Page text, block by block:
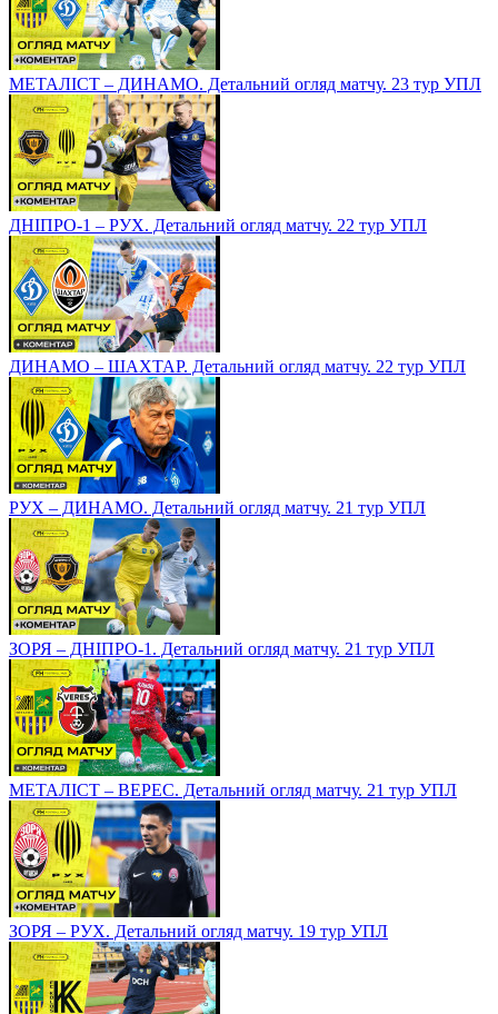
МЕТАЛІСТ – ДИНАМО. Детальний огляд матчу. 23 тур УПЛ
ДНІПРО-1 – РУХ. Детальний огляд матчу. 22 тур УПЛ
ДИНАМО – ШАХТАР. Детальний огляд матчу. 22 тур УПЛ
РУХ – ДИНАМО. Детальний огляд матчу. 21 тур УПЛ
ЗОРЯ – ДНІПРО-1. Детальний огляд матчу. 21 тур УПЛ
МЕТАЛІСТ – ВЕРЕС. Детальний огляд матчу. 21 тур УПЛ
ЗОРЯ – РУХ. Детальний огляд матчу. 19 тур УПЛ